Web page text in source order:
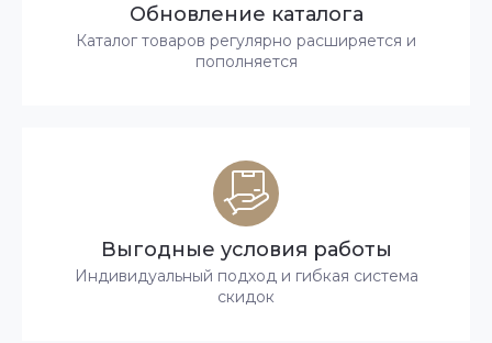
Обновление каталога
Каталог товаров регулярно расширяется и
пополняется
Выгодные условия работы
Индивидуальный подход и гибкая система
скидок